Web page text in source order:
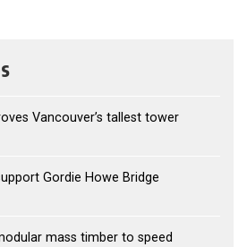
Vancouver’s tallest tower
Gordie Howe Bridge
mass timber to speed